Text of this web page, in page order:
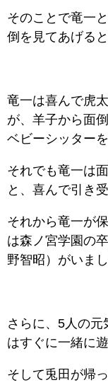
そのことで竜一
倒を見てあげる
竜一は喜んで虎
が、羊子から面
ベビーシッター
それでも竜一は
と、喜んで引き
それから竜一が
は森ノ宮学園の
野智昭）がいまし
さらに、5人の
はすぐに一緒に
そして兎田が帰